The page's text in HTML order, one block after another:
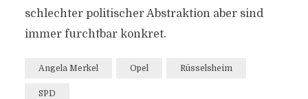
schlechter politischer Abstraktion aber sind
immer furchtbar konkret.
Angela Merkel Opel Rüsselsheim
SPD